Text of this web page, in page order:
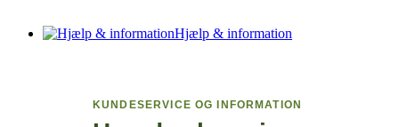
Hjælp & information
KUNDESERVICE OG INFORMATION